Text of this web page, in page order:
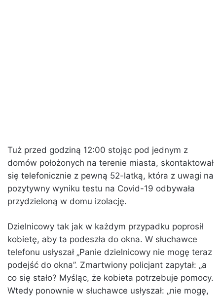
Tuż przed godziną 12:00 stojąc pod jednym z
domów położonych na terenie miasta, skontaktował
się telefonicznie z pewną 52-latką, która z uwagi na
pozytywny wyniku testu na Covid-19 odbywała
przydzieloną w domu izolację.
Dzielnicowy tak jak w każdym przypadku poprosił
kobietę, aby ta podeszła do okna. W słuchawce
telefonu usłyszał „Panie dzielnicowy nie mogę teraz
podejść do okna”. Zmartwiony policjant zapytał: „a
co się stało? Myśląc, że kobieta potrzebuje pomocy.
Wtedy ponownie w słuchawce usłyszał: „nie mogę,